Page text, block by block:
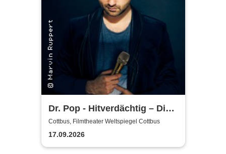
Dr. Pop - Hitverdächtig – Die
Musik-Comedy-Stand-up-
Show! - (ständig aktualisiert)
Cottbus, Filmtheater Weltspiegel Cottbus
17.09.2026